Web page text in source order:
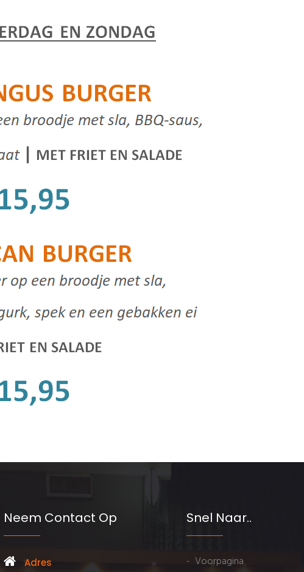
Neem Contact Op
Adres
Snel Naar..
- Voorpagina